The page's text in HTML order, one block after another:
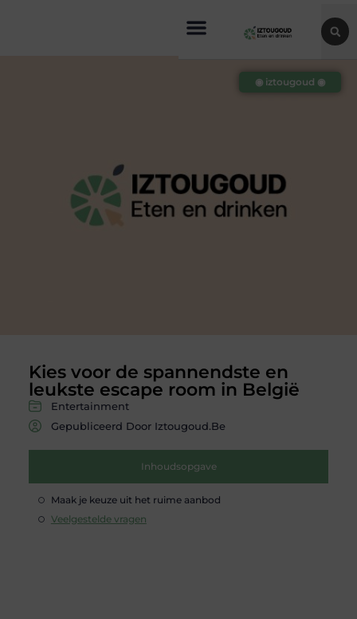
Kies voor de spannendste en
leukste escape room in België
Entertainment
Gepubliceerd Door Iztougoud.be
Inhoudsopgave
Maak je keuze uit het ruime aanbod
Veelgestelde vragen
◉ iztougoud ◉